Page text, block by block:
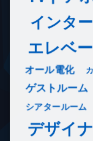
インタ
エレベ
オール電化
ゲストルーム
シアタールーム
デザイ